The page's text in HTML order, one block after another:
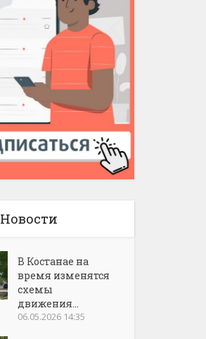
Новости
В Костанае на
время изменятся
схемы
движения...
06.05.2026 14:35